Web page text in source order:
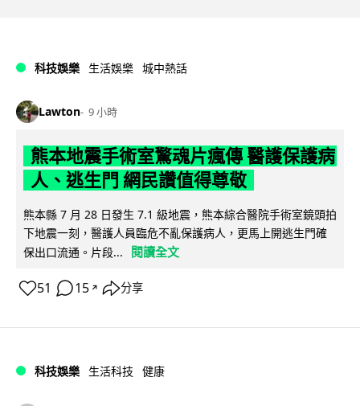
科技娛樂 生活娛樂 城中熱話
Lawton 9 小時
熊本地震手術室驚魂片瘋傳 醫護保護病
人、逃生門 網民讚值得尊敬
熊本縣 7 月 28 日發生 7.1 級地震，熊本綜合醫院手術室鏡頭拍
下地震一刻，醫護人員臨危不亂保護病人，更馬上開逃生門確
保出口流通。片段...
閱讀全文
51 15 ↗ 分享
科技娛樂 生活科技 健康